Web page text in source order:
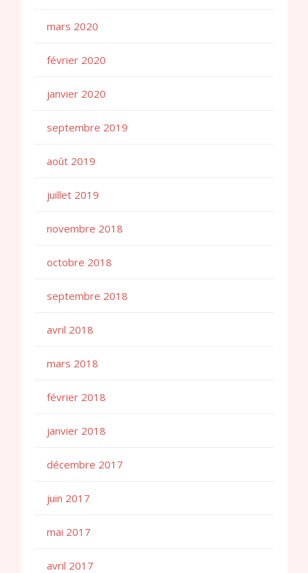
mars 2020
février 2020
janvier 2020
septembre 2019
août 2019
juillet 2019
novembre 2018
octobre 2018
septembre 2018
avril 2018
mars 2018
février 2018
janvier 2018
décembre 2017
juin 2017
mai 2017
avril 2017